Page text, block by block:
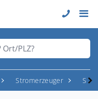
PLZ?
Stromerzeuger